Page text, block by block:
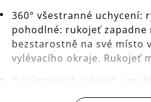
360° všestranné uchycení:
pohodlné: rukojeť zapadne
bezstarostně na své místo
vylévacího okraje. Rukojeť
Odnímatelná rukojeť:
všech částí nádobí.